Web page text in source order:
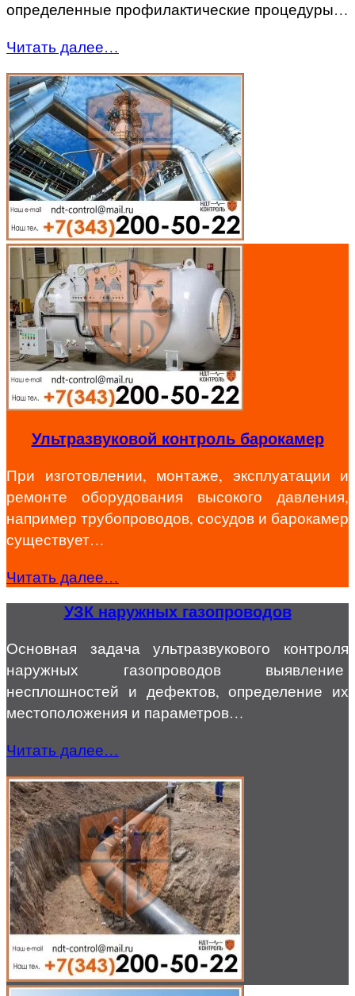
определенные профилактические процедуры…
Читать далее…
Ультразвуковой контроль барокамер
При изготовлении, монтаже, эксплуатации и
ремонте оборудования высокого давления,
например трубопроводов, сосудов и барокамер
существует…
Читать далее…
УЗК наружных газопроводов
Основная задача ультразвукового контроля
наружных газопроводов выявление
несплошностей и дефектов, определение их
местоположения и параметров…
Читать далее…